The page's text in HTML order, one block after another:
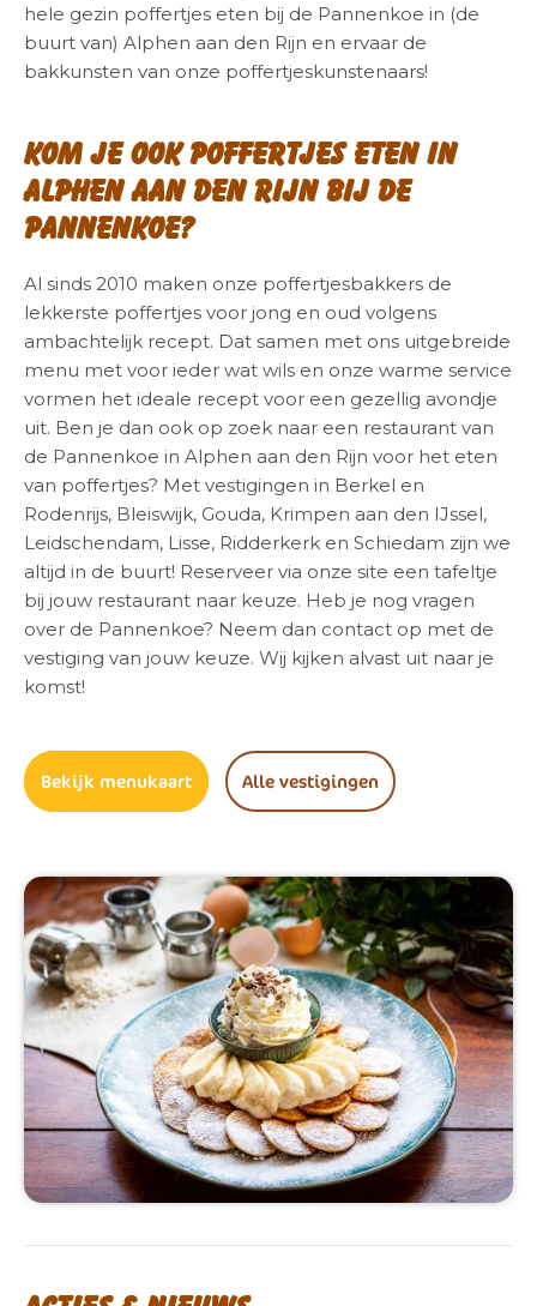
hele gezin poffertjes eten bij de Pannenkoe in (de
buurt van) Alphen aan den Rijn en ervaar de
bakkunsten van onze poffertjeskunstenaars!
Kom je ook poffertjes eten in
Alphen aan den Rijn bij de
Pannenkoe?
Al sinds 2010 maken onze poffertjesbakkers de
lekkerste poffertjes voor jong en oud volgens
ambachtelijk recept. Dat samen met ons uitgebreide
menu met voor ieder wat wils en onze warme service
vormen het ideale recept voor een gezellig avondje
uit. Ben je dan ook op zoek naar een restaurant van
de Pannenkoe in Alphen aan den Rijn voor het eten
van poffertjes? Met vestigingen in Berkel en
Rodenrijs, Bleiswijk, Gouda, Krimpen aan den IJssel,
Leidschendam, Lisse, Ridderkerk en Schiedam zijn we
altijd in de buurt! Reserveer via onze site een tafeltje
bij jouw restaurant naar keuze. Heb je nog vragen
over de Pannenkoe? Neem dan contact op met de
vestiging van jouw keuze. Wij kijken alvast uit naar je
komst!
Bekijk menukaart Alle vestigingen